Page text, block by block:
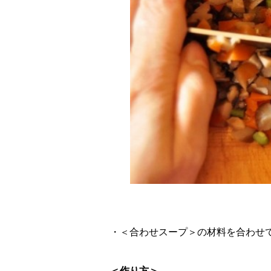
・＜合わせスープ＞の材料を合わせ